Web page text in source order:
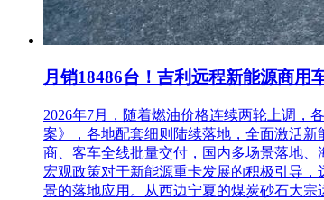
月销18486台！吉利远程新能源商用
2026年7月，随着燃油价格连续两轮上调，
案》，各地配套细则陆续落地，全面激活新
商、客车全线批量交付，国内多场景落地
宏观政策对于新能源重卡发展的积极引导
景的落地应用。从西边宁夏的煤炭砂石大